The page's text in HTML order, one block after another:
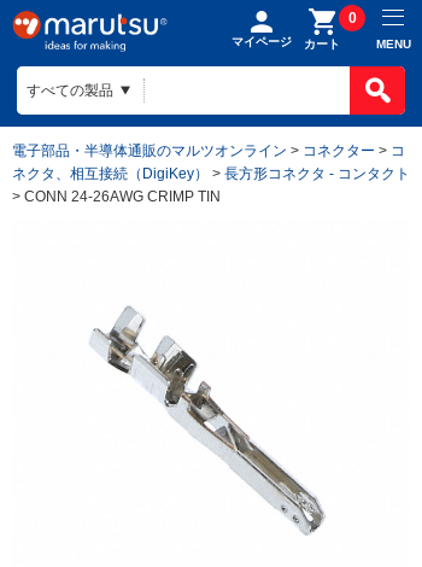
マイページ カート
0
MENU
電子部品・半導体通販のマルツオンライン > コネクター > コ
ネクタ、相互接続（DigiKey）
> 長方形コネクタ - コンタクト
> CONN 24-26AWG CRIMP TIN